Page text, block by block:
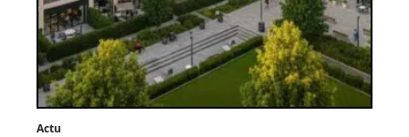
Actu